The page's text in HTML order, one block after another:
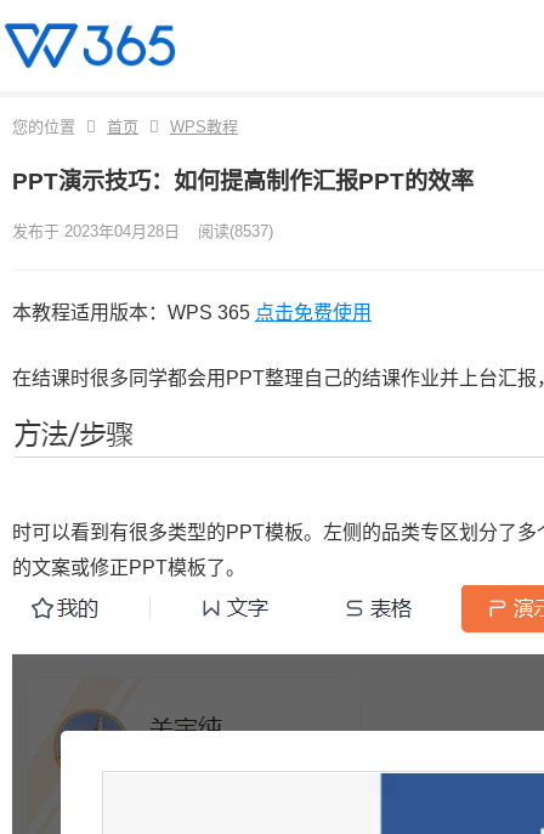
您的位置 首页 WPS教程
PPT演示技巧：如何提高制作汇报PPT的效率
发布于 2023年04月28日 阅读(8537)
本教程适用版本：WPS 365 点击免费使用
在结课时很多同学都会用PPT整理自己的结课作业并上台汇
时可以看到有很多类型的PPT模板。左侧的品类专区划分了
的文案或修正PPT模板了。